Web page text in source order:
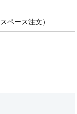
ペース注文）